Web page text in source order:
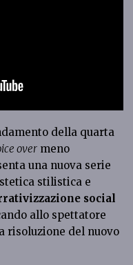
della quarta
over meno
una nuova serie
stilistica e
social
allo spettatore
risoluzione del nuovo